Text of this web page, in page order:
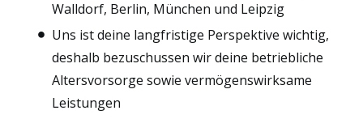
Walldorf, Berlin, München und Leipzig
Uns ist deine langfristige Perspektive wichtig,
deshalb bezuschussen wir deine betriebliche
Altersvorsorge sowie vermögenswirksame
Leistungen